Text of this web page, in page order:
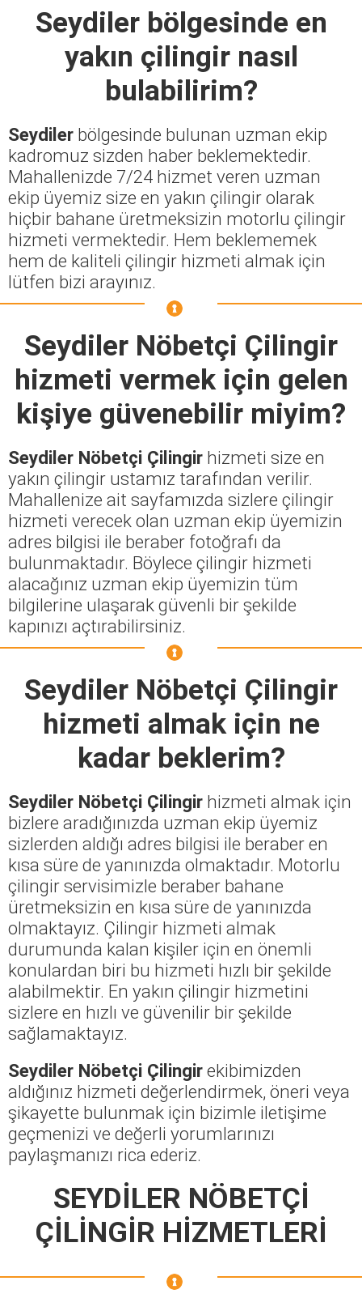
Seydilerbölgesinde en
yakın çilingir nasıl
bulabilirim?
Seydiler bölgesinde bulunan uzman ekip
kadromuz sizden haber beklemektedir.
Mahallenizde 7/24 hizmet veren uzman
ekip üyemiz size en yakın çilingir olarak
hiçbir bahane üretmeksizin motorlu çilingir
hizmeti vermektedir. Hem beklememek
hem de kaliteli çilingir hizmeti almak için
lütfen bizi arayınız.
Seydiler Nöbetçi Çilingir
hizmeti vermek için gelen
kişiye güvenebilir miyim?
Seydiler Nöbetçi Çilingir hizmeti size en
yakın çilingir ustamız tarafından verilir.
Mahallenize ait sayfamızda sizlere çilingir
hizmeti verecek olan uzman ekip üyemizin
adres bilgisi ile beraber fotoğrafı da
bulunmaktadır. Böylece çilingir hizmeti
alacağınız uzman ekip üyemizin tüm
bilgilerine ulaşarak güvenli bir şekilde
kapınızı açtırabilirsiniz.
Seydiler Nöbetçi Çilingir
hizmeti almak için ne
kadar beklerim?
Seydiler Nöbetçi Çilingir hizmeti almak için
bizlere aradığınızda uzman ekip üyemiz
sizlerden aldığı adres bilgisi ile beraber en
kısa süre de yanınızda olmaktadır. Motorlu
çilingir servisimizle beraber bahane
üretmeksizin en kısa süre de yanınızda
olmaktayız. Çilingir hizmeti almak
durumunda kalan kişiler için en önemli
konulardan biri bu hizmeti hızlı bir şekilde
alabilmektir. En yakın çilingir hizmetini
sizlere en hızlı ve güvenilir bir şekilde
sağlamaktayız.
Seydiler Nöbetçi Çilingirekibimizden
aldığınız hizmeti değerlendirmek, öneri veya
şikayette bulunmak için bizimle iletişime
geçmenizi ve değerli yorumlarınızı
paylaşmanızı rica ederiz.
SEYDİLER NÖBETÇİ
ÇİLİNGİR HİZMETLERİ